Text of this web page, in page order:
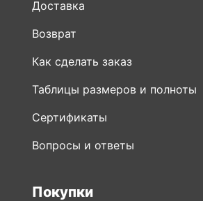
Доставка
Возврат
Как сделать заказ
Таблицы размеров и полноты
Сертификаты
Вопросы и ответы
Покупки